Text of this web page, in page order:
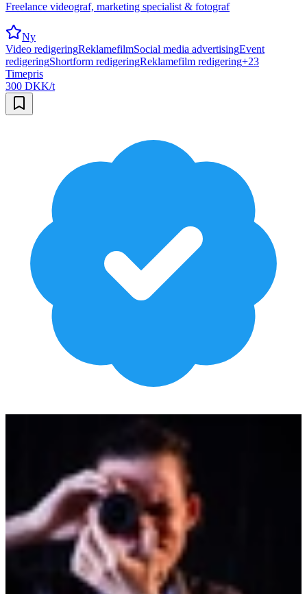
Freelance videograf, marketing specialist & fotograf
Ny
Video redigeringReklamefilmSocial media advertisingEvent
redigeringShortform redigeringReklamefilm redigering+23
Timepris
300 DKK/t